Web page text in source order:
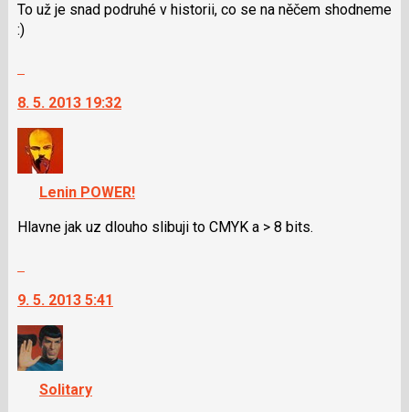
navigaci
klávesy
pro
následující
a
P
předchozí
To už je snad podruhé v historii, co se na něčem shodneme
:)
další
nový
názor.
K
navigaci
lze
použít
pro
následující
a
P
pro
8. 5. 2013 19:32
Lenin POWER!
Hlavne jak uz dlouho slibuji to CMYK a > 8 bits.
další
nový
názor.
K
navigaci
lze
9. 5. 2013 5:41
Solitary